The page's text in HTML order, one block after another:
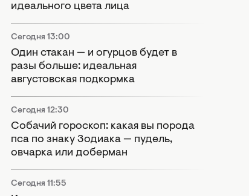
идеального цвета лица
Сегодня 13:00
Один стакан — и огурцов будет в
разы больше: идеальная
августовская подкормка
Сегодня 12:30
Собачий гороскоп: какая вы порода
пса по знаку Зодиака — пудель,
овчарка или доберман
Сегодня 11:55